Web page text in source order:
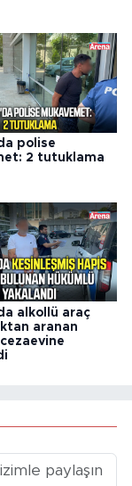
polise
2 tutuklama
alkollü araç
aranan